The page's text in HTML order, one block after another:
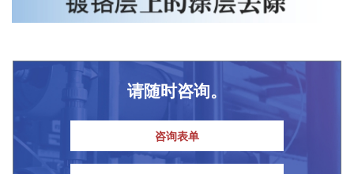
请随时咨询。
咨询表单